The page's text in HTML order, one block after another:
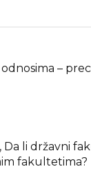
–
Da li državni
fakultetima?